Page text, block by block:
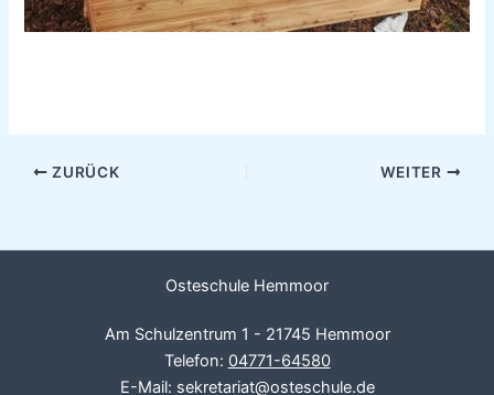
ZURÜCK WEITER
Osteschule Hemmoor
Am Schulzentrum 1 - 21745 Hemmoor
Telefon: 04771-64580
E-Mail: sekretariat@osteschule.de